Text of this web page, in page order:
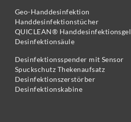
Geo-Handdesinfektion
Handdesinfektionstücher
QUICLEAN® Handdesinfektionsgel
Desinfektionsäule
Desinfektionsspender mit Sensor
Spuckschutz Thekenaufsatz
Desinfektionszerstörber
Desinfektionskabine